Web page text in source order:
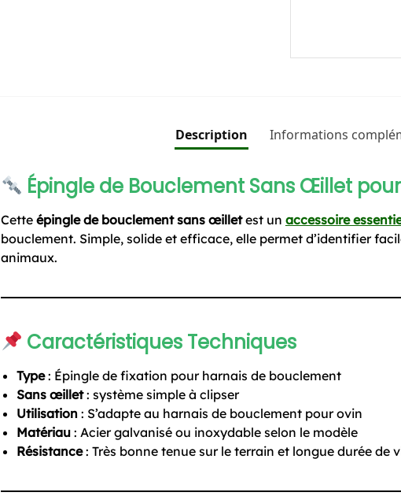
Description Informations
Épingle de Bouclement Sans Œillet
Cette épingle de bouclement sans œilletest un accessoire
bouclement. Simple, solide et efficace, elle permet d’identifier
animaux.
Caractéristiques Techniques
Type: Épingle de fixation pour harnais de bouclement
Sans œillet: système simple à clipser
Utilisation: S’adapte au harnais de bouclement pour ovin
Matériau: Acier galvanisé ou inoxydable selon le modèle
Résistance: Très bonne tenue sur le terrain et longue durée de